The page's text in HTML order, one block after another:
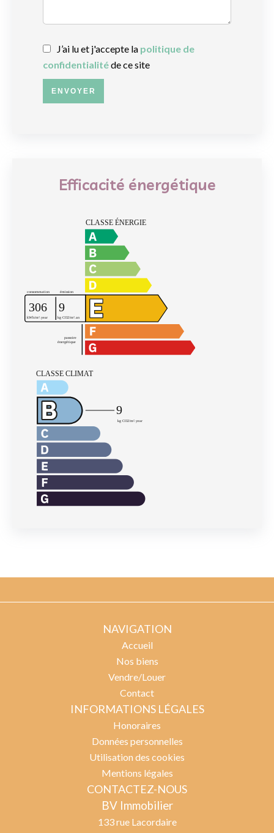
J’ai lu et j'accepte la politique de
confidentialitéde ce site
ENVOYER
Efficacité énergétique
NAVIGATION
Accueil
Nos biens
Vendre/Louer
Contact
INFORMATIONS LÉGALES
Honoraires
Données personnelles
Utilisation des cookies
Mentions légales
CONTACTEZ-NOUS
BV Immobilier
133 rue Lacordaire